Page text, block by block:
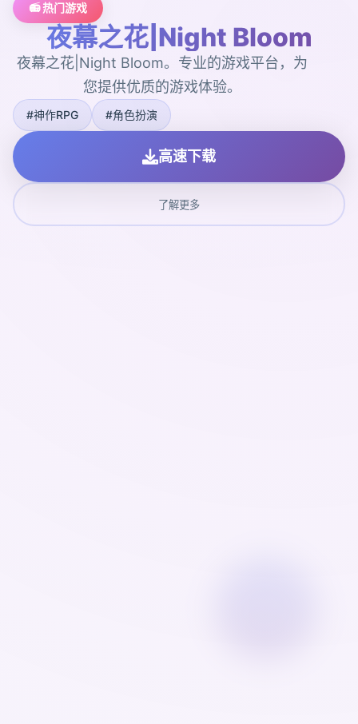
📻 热门游戏
夜幕之花|Night Bloom
夜幕之花|Night Bloom。专业的游戏平台，为
您提供优质的游戏体验。
#神作RPG #角色扮演
高速下载
了解更多